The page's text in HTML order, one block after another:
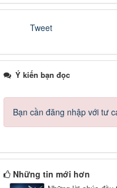
Tweet
Ý kiến bạn đọc
Bạn cần đăng nhập với tư
Những tin mới hơn